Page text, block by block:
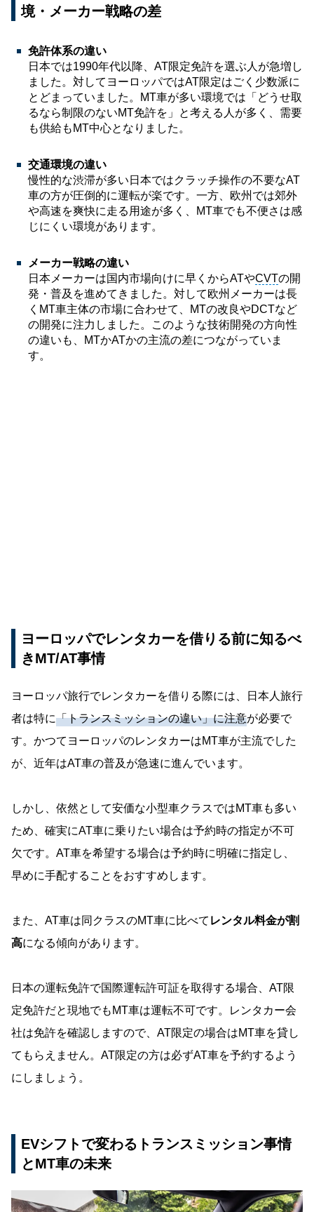
境・メーカー戦略の差
免許体系の違い
日本では1990年代以降、AT限定免許を選ぶ人が急増し
ました。対してヨーロッパではAT限定はごく少数派に
とどまっていました。MT車が多い環境では「どうせ取
るなら制限のないMT免許を」と考える人が多く、需要
も供給もMT中心となりました。
交通環境の違い
慢性的な渋滞が多い日本ではクラッチ操作の不要なAT
車の方が圧倒的に運転が楽です。一方、欧州では郊外
や高速を爽快に走る用途が多く、MT車でも不便さは感
じにくい環境があります。
メーカー戦略の違い
日本メーカーは国内市場向けに早くからATやCVTの開
発・普及を進めてきました。対して欧州メーカーは長
くMT車主体の市場に合わせて、MTの改良やDCTなど
の開発に注力しました。このような技術開発の方向性
の違いも、MTかATかの主流の差につながっていま
す。
ヨーロッパでレンタカーを借りる前に知るべ
きMT/AT事情
ヨーロッパ旅行でレンタカーを借りる際には、日本人旅行
者は特に「トランスミッションの違い」に注意が必要で
す。かつてヨーロッパのレンタカーはMT車が主流でした
が、近年はAT車の普及が急速に進んでいます。
しかし、依然として安価な小型車クラスではMT車も多い
ため、確実にAT車に乗りたい場合は予約時の指定が不可
欠です。AT車を希望する場合は予約時に明確に指定し、
早めに手配することをおすすめします。
また、AT車は同クラスのMT車に比べて レンタル料金が割
高になる傾向があります。
日本の運転免許で国際運転許可証を取得する場合、AT限
定免許だと現地でもMT車は運転不可です。レンタカー会
社は免許を確認しますので、AT限定の場合はMT車を貸し
てもらえません。AT限定の方は必ずAT車を予約するよう
にしましょう。
EVシフトで変わるトランスミッション事情
とMT車の未来